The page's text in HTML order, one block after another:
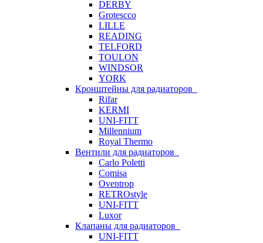
DERBY
Grotescco
LILLE
READING
TELFORD
TOULON
WINDSOR
YORK
Кронштейны для радиаторов
Rifar
KERMI
UNI-FITT
Millennium
Royal Thermo
Вентили для радиаторов
Carlo Poletti
Comisa
Oventrop
RETROstyle
UNI-FITT
Luxor
Клапаны для радиаторов
UNI-FITT